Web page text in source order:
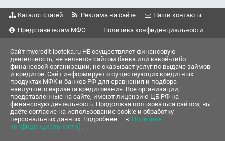
Каталог статей Реклама на сайте
Наши контакты
Представителям МФО
Политика конфиденциальности
Сайт mycredit-ipoteka.ru НЕ осуществляет финансовую
деятельность, не является сайтом банка или какой-либо
финансовой организации, не оказывает услуг по выдаче займов
и кредитов. Сайт информирует о существующих кредитных
продуктах МФК и банков РФ для сравнения и подбора
наилучшего варианта кредитования. Все организации,
представленные на сайте, имеют лицензию ЦБ РФ на
финансовую деятельность. Продолжая пользоваться сайтом, вы
даёте согласие на использование cookie и обработку
персональных данных. Подробнее — в [Политике
конфиденциальности] .